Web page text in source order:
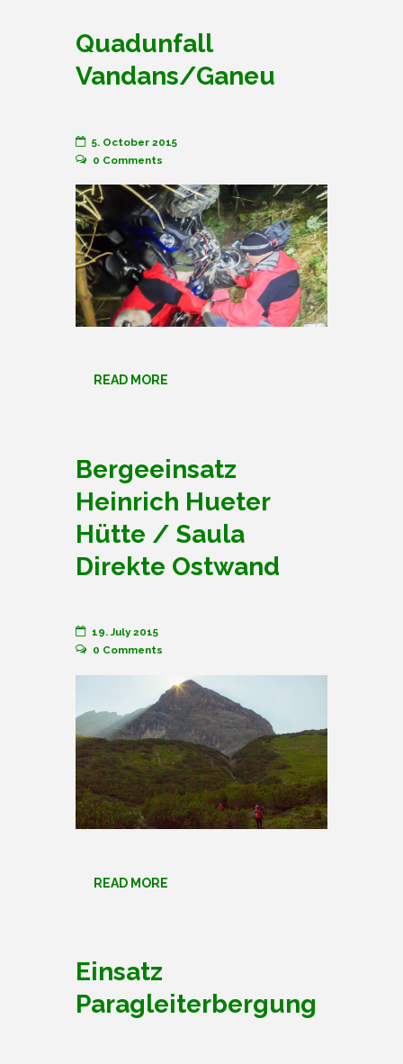
Quadunfall
Vandans/Ganeu
5. October 2015
0 Comments
READ MORE
Bergeeinsatz
Heinrich Hueter
Hütte / Saula
Direkte Ostwand
19. July 2015
0 Comments
READ MORE
Einsatz
Paragleiterbergung